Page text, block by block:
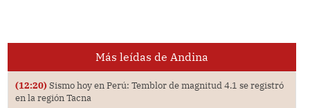
Más leídas de Andina
(12:20) Sismo hoy en Perú: Temblor de magnitud 4.1 se registró
en la región Tacna